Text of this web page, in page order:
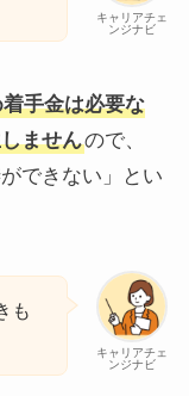
キャリアチェ
ンジナビ
手金は必要な
ませんので、
できない」とい
キャリアチェ
ンジナビ
も